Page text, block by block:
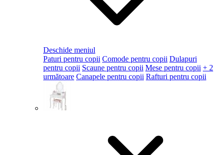
Deschide meniul
Paturi pentru copii Comode pentru copii Dulapuri
pentru copii Scaune pentru copii Mese pentru copii + 2
următoare Canapele pentru copii Rafturi pentru copii